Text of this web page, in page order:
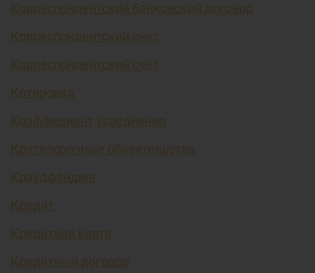
Корреспондентский банковский договор
Корреспондентский счет
Корреспондентский счёт
Котировка
Коэффициент усреднения
Краткосрочные обязательства
Краудфандинг
Кредит
Кредитная карта
Кредитный договор